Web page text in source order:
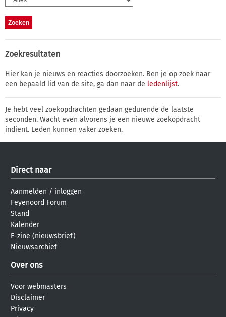
Zoekresultaten
Hier kan je nieuws en reacties doorzoeken. Ben je op zoek naar
een bepaald lid van de site, ga dan naar de ledenlijst.
Je hebt veel zoekopdrachten gedaan gedurende de laatste
seconden. Wacht even alvorens je een nieuwe zoekopdracht
indient. Leden kunnen vaker zoeken.
Direct naar
Aanmelden / inloggen
Feyenoord Forum
Stand
Kalender
E-zine (nieuwsbrief)
Nieuwsarchief
Over ons
Voor webmasters
Disclaimer
Privacy